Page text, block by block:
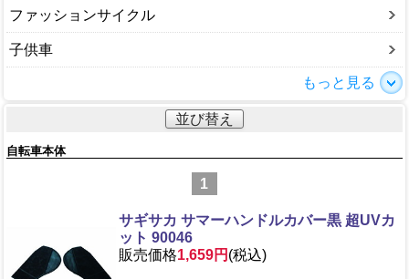
ファッションサイクル
子供車
もっと見る
並び替え
自転車本体
1
サギサカ サマーハンドルカバー黒 超UVカ
ット 90046
販売価格1,659円 (税込)